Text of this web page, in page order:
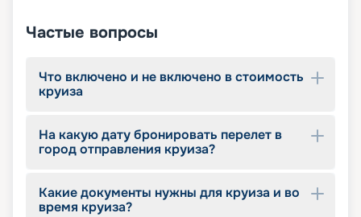
Частые вопросы
Что включено и не включено в стоимость
круиза
На какую дату бронировать перелет в
город отправления круиза?
Какие документы нужны для круиза и во
время круиза?